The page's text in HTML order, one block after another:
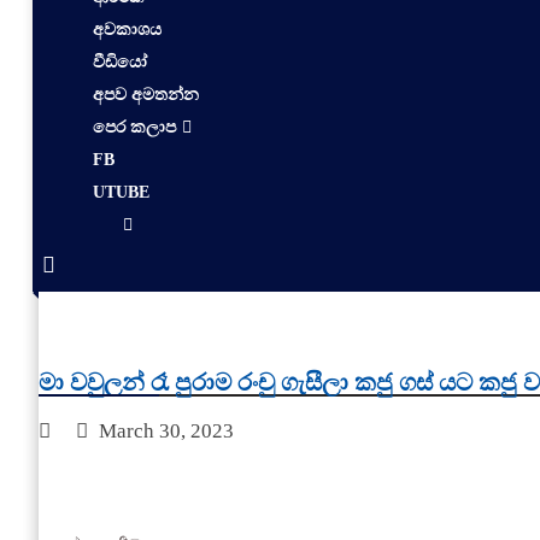
අවකාශය
වීඩියෝ
අපව අමතන්න
පෙර කලාප
FB
UTUBE
මා වවුලන් රෑ පුරාම රංචු ගැසීලා කජු ගස් යට කජු
March 30, 2023